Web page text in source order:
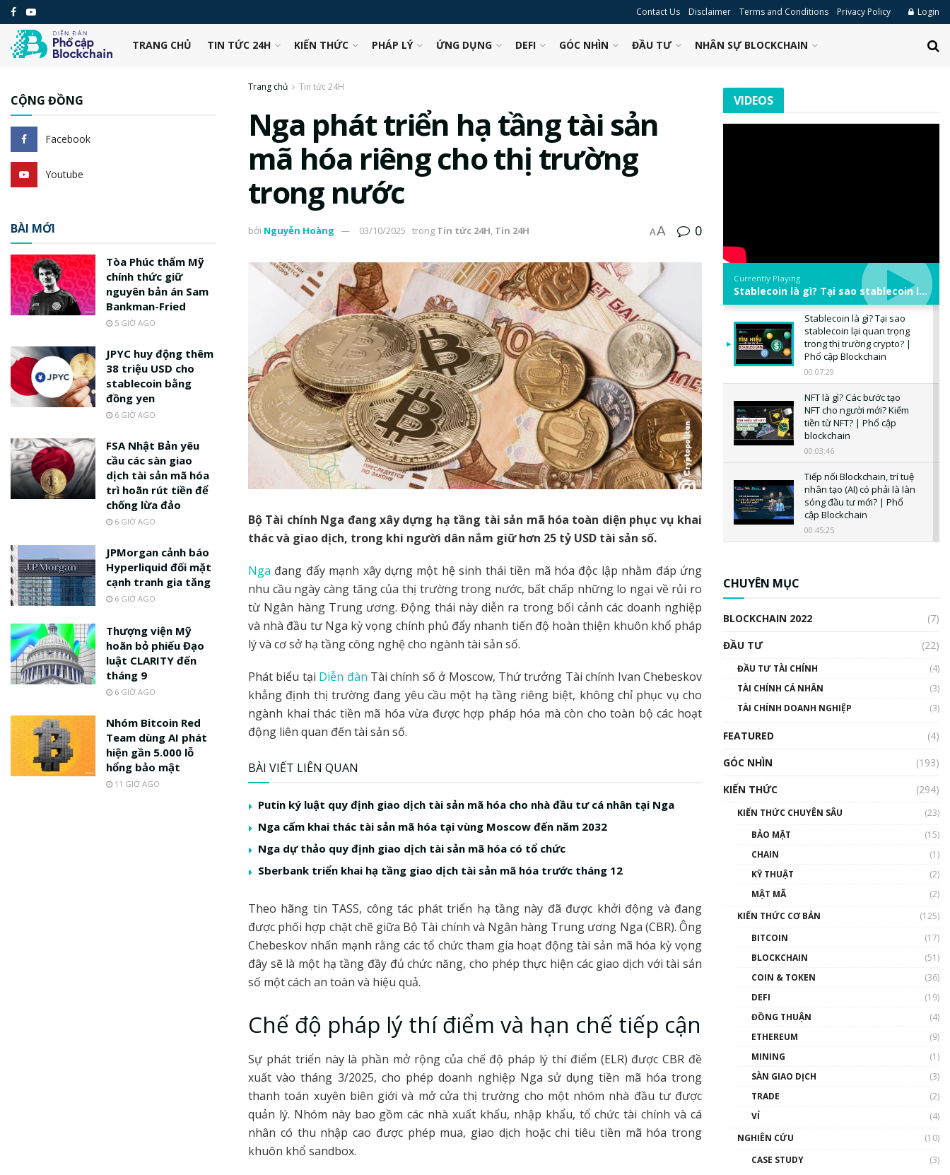
Contact Us Disclaimer Terms and Conditions Privacy Policy Login
TRANG CHỦ TIN TỨC 24H KIẾN THỨC PHÁP LÝ ỨNG DỤNG DEFI GÓC NHÌN ĐẦU TƯ NHÂN SỰ BLOCKCHAIN
Trang chủ Tin tức 24H
Nga phát triển hạ tầng tài sản
mã hóa riêng cho thị trường
trong nước
bởi Nguyễn Hoàng 03/10/2025 trong Tin tức 24H, Tin 24H AA 0
Bộ Tài chính Nga đang xây dựng hạ tầng tài sản mã hóa toàn diện phục vụ khai
thác và giao dịch, trong khi người dân nắm giữ hơn 25 tỷ USD tài sản số.
Nga đang đẩy mạnh xây dựng một hệ sinh thái tiền mã hóa độc lập nhằm đáp ứng
nhu cầu ngày càng tăng của thị trường trong nước, bất chấp những lo ngại về rủi ro
từ Ngân hàng Trung ương. Động thái này diễn ra trong bối cảnh các doanh nghiệp
và nhà đầu tư Nga kỳ vọng chính phủ đẩy nhanh tiến độ hoàn thiện khuôn khổ pháp
lý và cơ sở hạ tầng công nghệ cho ngành tài sản số.
Phát biểu tại Diễn đàn Tài chính số ở Moscow, Thứ trưởng Tài chính Ivan Chebeskov
khẳng định thị trường đang yêu cầu một hạ tầng riêng biệt, không chỉ phục vụ cho
ngành khai thác tiền mã hóa vừa được hợp pháp hóa mà còn cho toàn bộ các hoạt
động liên quan đến tài sản số.
BÀI VIẾT LIÊN QUAN
Putin ký luật quy định giao dịch tài sản mã hóa cho nhà đầu tư cá nhân tại Nga
Nga cấm khai thác tài sản mã hóa tại vùng Moscow đến năm 2032
Nga dự thảo quy định giao dịch tài sản mã hóa có tổ chức
Sberbank triển khai hạ tầng giao dịch tài sản mã hóa trước tháng 12
Theo hãng tin TASS, công tác phát triển hạ tầng này đã được khởi động và đang
được phối hợp chặt chẽ giữa Bộ Tài chính và Ngân hàng Trung ương Nga (CBR). Ông
Chebeskov nhấn mạnh rằng các tổ chức tham gia hoạt động tài sản mã hóa kỳ vọng
đây sẽ là một hạ tầng đầy đủ chức năng, cho phép thực hiện các giao dịch với tài sản
số một cách an toàn và hiệu quả.
Chế độ pháp lý thí điểm và hạn chế tiếp cận
Sự phát triển này là phần mở rộng của chế độ pháp lý thí điểm (ELR) được CBR đề
xuất vào tháng 3/2025, cho phép doanh nghiệp Nga sử dụng tiền mã hóa trong
thanh toán xuyên biên giới và mở cửa thị trường cho một nhóm nhà đầu tư được
quản lý. Nhóm này bao gồm các nhà xuất khẩu, nhập khẩu, tổ chức tài chính và cá
nhân có thu nhập cao được phép mua, giao dịch hoặc chi tiêu tiền mã hóa trong
khuôn khổ sandbox.
CỘNG ĐỒNG
Facebook
Youtube
BÀI MỚI
Tòa Phúc thẩm Mỹ
chính thức giữ
nguyên bản án Sam
Bankman-Fried
5 GIỜ AGO
JPYC huy động thêm
38 triệu USD cho
stablecoin bằng
đồng yen
6 GIỜ AGO
FSA Nhật Bản yêu
cầu các sàn giao
dịch tài sản mã hóa
trì hoãn rút tiền để
chống lừa đảo
6 GIỜ AGO
JPMorgan cảnh báo
Hyperliquid đối mặt
cạnh tranh gia tăng
6 GIỜ AGO
Thượng viện Mỹ
hoãn bỏ phiếu Đạo
luật CLARITY đến
tháng 9
6 GIỜ AGO
Nhóm Bitcoin Red
Team dùng AI phát
hiện gần 5.000 lỗ
hổng bảo mật
11 GIỜ AGO
VIDEOS
Currently Playing
Stablecoin là gì? Tại sao stablecoin lại quan trọng trong thị trường crypto? | Phổ cập Blockchain
Stablecoin là gì? Tại sao
stablecoin lại quan trọng
trong thị trường crypto? |
Phổ cập Blockchain
00:07:29
NFT là gì? Các bước tạo
NFT cho người mới? Kiếm
tiền từ NFT? | Phổ cập
blockchain
00:03:46
Tiếp nối Blockchain, trí tuệ
nhân tạo (AI) có phải là làn
sóng đầu tư mới? | Phổ
cập Blockchain
00:45:25
uptrend trong năm 2023? |
Phổ cập Blockchain
00:02:14
Nhìn lại năm 2022: Những
nhân vật ảnh hưởng nhất
hệ sinh thái tiền mã hoá |
Blockchain
Nhân sự tương lại ngành
Blockchain Việt Nam | Phổ
cập Blockchain
Blockchain đang được ứng
CHUYÊN MỤC
BLOCKCHAIN 2022
(7)
ĐẦU TƯ
(22)
ĐẦU TƯ TÀI CHÍNH
(4)
TÀI CHÍNH CÁ NHÂN
(3)
TÀI CHÍNH DOANH NGHIỆP
(3)
FEATURED
(4)
GÓC NHÌN
(193)
KIẾN THỨC
(294)
KIẾN THỨC CHUYÊN SÂU
(23)
BẢO MẬT
(15)
CHAIN
(1)
KỸ THUẬT
(2)
MẬT MÃ
(2)
KIẾN THỨC CƠ BẢN
(125)
BITCOIN
(17)
BLOCKCHAIN
(51)
COIN & TOKEN
(36)
DEFI
(19)
ĐỒNG THUẬN
(4)
ETHEREUM
(9)
MINING
(1)
SÀN GIAO DỊCH
(3)
TRADE
(2)
VÍ
(4)
NGHIÊN CỨU
(10)
CASE STUDY
(3)